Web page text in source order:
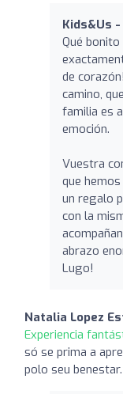
Kids&Us
Qué
de
camino,
familia es
emoción.
Vuestra
que
un regalo
con la
abrazo
Lugo!
Natalia Lopez
Experiencia
só se prima a
polo seu benestar.